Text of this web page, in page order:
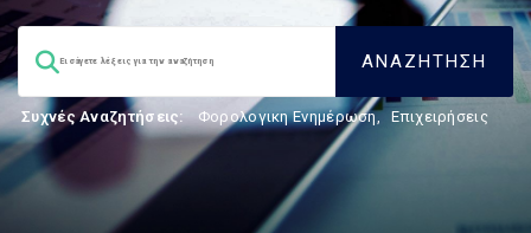
Συχνές Αναζητήσεις: Φορολογικη Ενημέρωση, Επιχειρήσεις